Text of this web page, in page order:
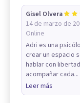
Gisel Olvera
14 de marzo de
Online
Adri es una
crear un espacio
hablar con
acompañar cada...
Leer más